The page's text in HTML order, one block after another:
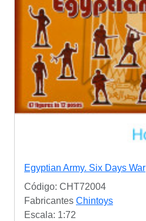
Egyptian Army. Six Days War
Código: CHT72004
Fabricantes Chintoys
Escala: 1:72